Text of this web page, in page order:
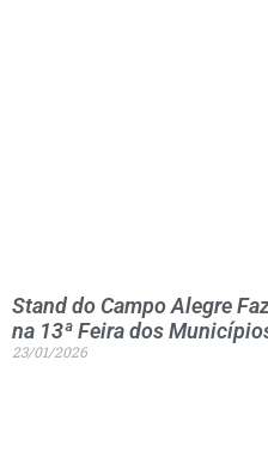
Stand do Campo Alegre
na 13ª Feira dos
23/01/2026